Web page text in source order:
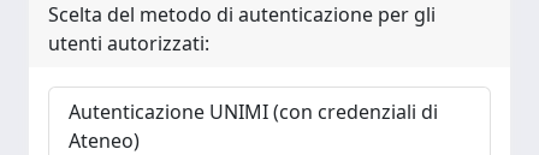
Scelta del metodo di autenticazione per gli
utenti autorizzati:
Autenticazione UNIMI (con credenziali di
Ateneo)